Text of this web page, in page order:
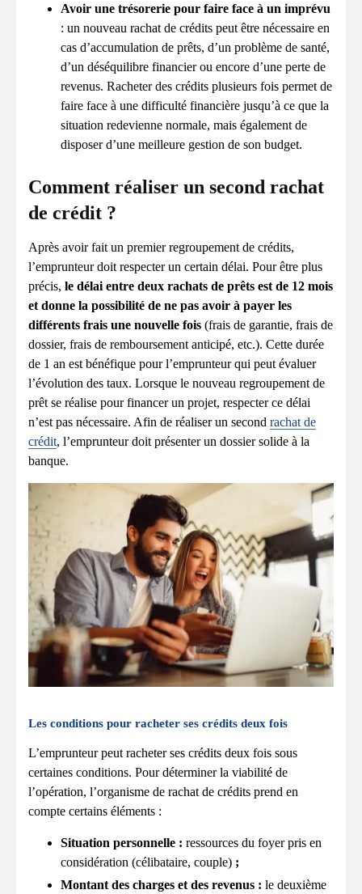
Avoir une trésorerie pour faire face à un imprévu
: un nouveau rachat de crédits peut être nécessaire en
cas d’accumulation de prêts, d’un problème de santé,
d’un déséquilibre financier ou encore d’une perte de
revenus. Racheter des crédits plusieurs fois permet de
faire face à une difficulté financière jusqu’à ce que la
situation redevienne normale, mais également de
disposer d’une meilleure gestion de son budget.
Comment réaliser un second rachat
de crédit ?
Après avoir fait un premier regroupement de crédits,
l’emprunteur doit respecter un certain délai. Pour être plus
précis, le délai entre deux rachats de prêts est de 12 mois
et donne la possibilité de ne pas avoir à payer les
différents frais une nouvelle fois (frais de garantie, frais de
dossier, frais de remboursement anticipé, etc.). Cette durée
de 1 an est bénéfique pour l’emprunteur qui peut évaluer
l’évolution des taux. Lorsque le nouveau regroupement de
prêt se réalise pour financer un projet, respecter ce délai
n’est pas nécessaire. Afin de réaliser un second rachat de
crédit, l’emprunteur doit présenter un dossier solide à la
banque.
Les conditions pour racheter ses crédits deux fois
L’emprunteur peut racheter ses crédits deux fois sous
certaines conditions. Pour déterminer la viabilité de
l’opération, l’organisme de rachat de crédits prend en
compte certains éléments :
Situation personnelle : ressources du foyer pris en
considération (célibataire, couple) ;
Montant des charges et des revenus : le deuxième